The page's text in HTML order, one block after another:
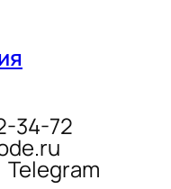
34-72
Telegram